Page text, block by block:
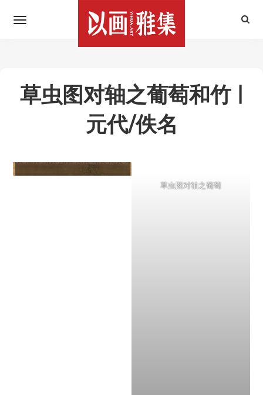
草虫图对轴之葡萄和竹 |
元代/佚名
草虫图对轴之葡萄